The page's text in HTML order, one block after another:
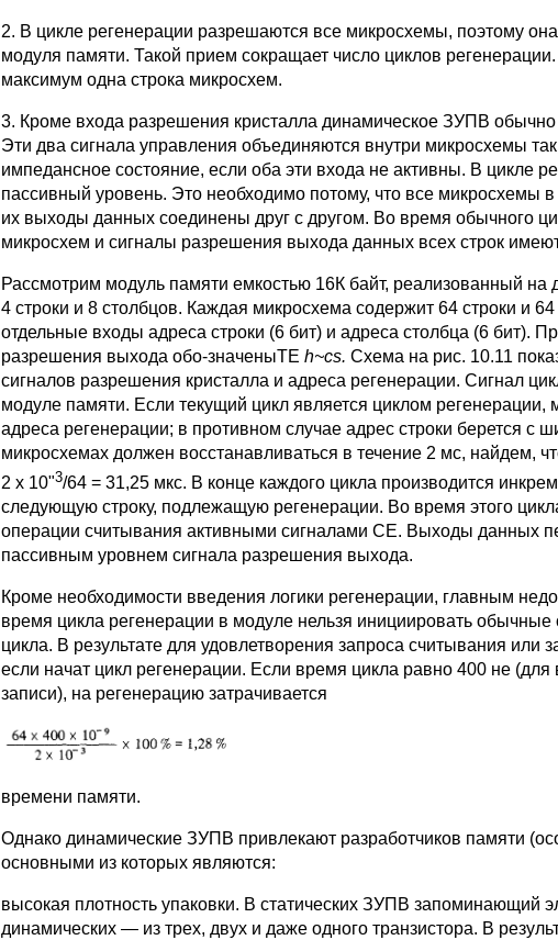
2. В цикле регенерации разрешаются все микросхемы, поэтому
модуля памяти. Такой прием сокращает число циклов
максимум одна строка микросхем.
3. Кроме входа разрешения кристалла динамическое ЗУПВ
Эти два сигнала управления объе­диняются внутри микросхемы
импедансное состояние, если оба эти входа не активны. В цикле
пассивный уровень. Это необходи­мо потому, что все
их выходы данных соединены друг с другом. Во время обычного
микросхем и сигналы разре­шения выхода данных всех строк
Рассмотрим модуль памяти емкостью 16К байт, реализованный
4 строки и 8 столбцов. Каж­дая микросхема содержит 64 строки и
отдельные входы адреса строки (6 бит) и адреса столбца (6 бит).
разрешения выхода обо-значеныТЕ h~cs. Схема на рис. 10.11
сигналов разрешения кристалла и адреса регенерации. Сигнал
модуле памяти. Если текущий цикл является циклом регенерации,
адреса регенерации; в противном случае адрес строки бе­рется с
микросхемах должен вос­станавливаться в течение 2 мс, найдем,
2 х 10"3/64 = 31,25 мкс. В конце каждого цикла произ­водится
следующую строку, подлежащую регенерации. Во время этого
операции считывания активными сигналами СЕ. Выходы данных
пассивным уровнем сигнала разрешения выхода.
Кроме необходимости введения логики регенерации, главным
время цикла регенерации в модуле нельзя инициировать
цикла. В результате для удовлетворения запроса считывания
если начат цикл ре­генерации. Если время цикла равно 400 не
записи), на регенерацию затрачивается
времени памяти.
Однако динамические ЗУПВ привлекают разработчиков памяти
основными из которых яв­ляются:
высокая плотность упаковки. В статических ЗУПВ запоминающий
динамических — из трех, двух и да­же одного транзистора. В